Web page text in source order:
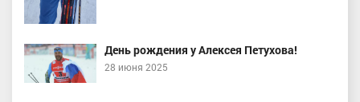
День рождения у Алексея Петухова!
28 июня 2025